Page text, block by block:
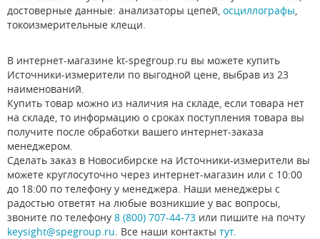
достоверные данные: анализаторы цепей, осциллографы
токоизмерительные клещи.
В интернет-магазине kt-spegroup.ru вы можете купить
Источники-измерители по выгодной цене, выбрав из 23
наименований.
Купить товар можно из наличия на складе, если товара нет
на складе, то информацию о сроках поступления товара вы
получите после обработки вашего интернет-заказа
менеджером.
Сделать заказ в Новосибирске на Источники-измерители вы
можете круглосуточно через интернет-магазин или с 10:00
до 18:00 по телефону у менеджера. Наши менеджеры с
радостью ответят на любые возникшие у вас вопросы,
звоните по телефону 8 (800) 707-44-73 или пишите на почту
keysight@spegroup.ru . Все наши контакты тут.